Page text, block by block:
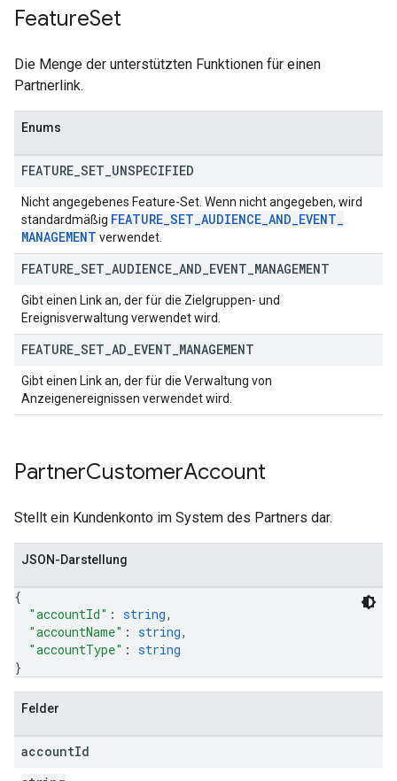
FeatureSet
Die Menge der unterstützten Funktionen für einen
Partnerlink.
Enums
FEATURE SET UNSPECIFIED
Nicht angegebenes Feature-Set. Wenn nicht angegeben, wird
standardmäßig FEATURE_SET_AUDIENCE_AND_EVENT_
MANAGEMENT verwendet.
FEATURE SET AUDIENCE AND EVENT MANAGEMENT
Gibt einen Link an, der für die Zielgruppen- und
Ereignisverwaltung verwendet wird.
FEATURE SET AD EVENT MANAGEMENT
Gibt einen Link an, der für die Verwaltung von
Anzeigenereignissen verwendet wird.
PartnerCustomerAccount
Stellt ein Kundenkonto im System des Partners dar.
JSON-Darstellung
{
"accountId" : string,
"accountName" : string,
"accountType" : string
}
Felder
accountId